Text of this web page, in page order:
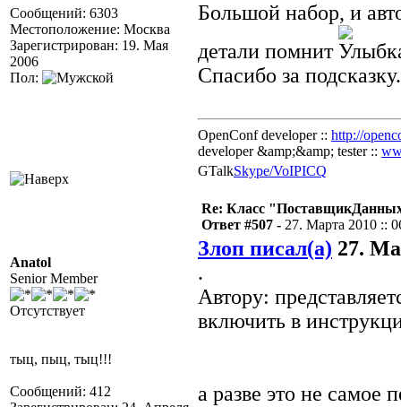
Сообщений: 6303
Местоположение: Москва
Зарегистрирован: 19. Мая
2006
Пол:
Большой набор, и
детали помнит
Спасибо за подсказку.
OpenConf developer :: http://
developer &amp;&amp; tester ::
GTalkSkype/VoIPICQ
Anatol
Senior Member
Отсутствует
тыц, пыц, тыц!!!
Сообщений: 412
Re: Класс
Ответ #507 - 27. Марта 2010 ::
Злоп писал(а) 27.
.
Автору:
включить в
а разве это не самое